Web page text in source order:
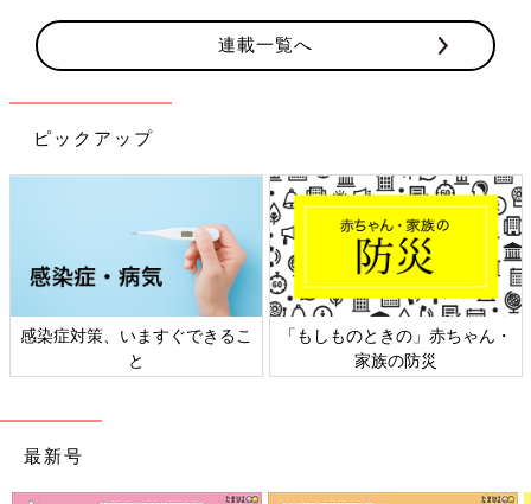
連載一覧へ
ピックアップ
感染症対策、いますぐできるこ
と
「もしものときの」赤ちゃん・
家族の防災
最新号